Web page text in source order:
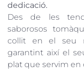
dedicació.
Des de les
saborosos
collit en el seu
garantint així el
plat que servim en